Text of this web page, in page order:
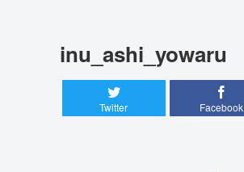
inu_ashi_yowaru
Twitter Facebook